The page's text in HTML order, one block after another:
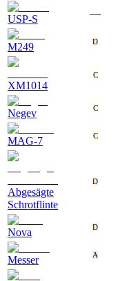
USP-S
—
M249 D
XM1014
C
Negev C
MAG-7 C
Abgesägte
Schrotflinte
D
Nova D
Messer A